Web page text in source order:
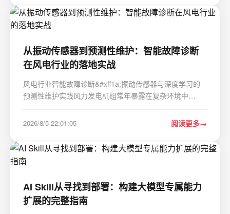
从振动传感器到预测性维护：智能故障诊断
在风电行业的落地实战
风电行业智能故障诊断&#xff1a;振动传感器与深度学习的
预测性维护实践风力发电机组常年暴露在复杂环境中
失超10万元。某风电场通过部署振动传感器网络结合深度
2026/8/5 22:01:05 阅读更多
AI Skill从寻找到部署：构建大模型专属能力
扩展的完整指南